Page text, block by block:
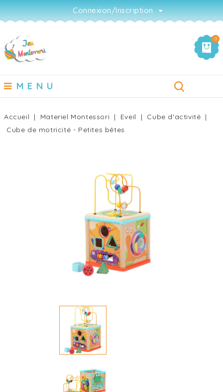
Connexion/Inscription
0
MENU
Accueil Materiel Montessori Eveil
Cube d'activité
Cube de motricité - Petites bêtes